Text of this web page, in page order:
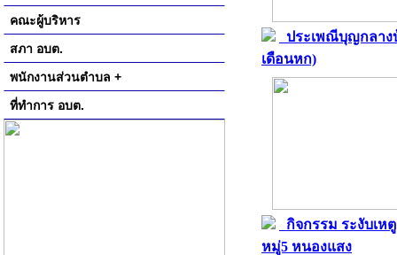
คณะผู้บริหาร
สภา อบต.
พนักงานส่วนตำบล +
ที่ทำการ อบต.
ประเพณีบุญกลา
เดือนหก)
กิจกรรม ระงับเห
หมู่5 หนองแสง